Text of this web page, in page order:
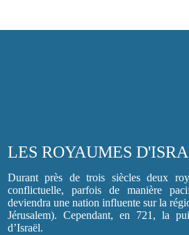
LES ROYAUMES
Durant près de trois siècles deux
conflictuelle, parfois de manière
deviendra une nation influente sur la
Jérusalem). Cependant, en 721, la
d’Israël.